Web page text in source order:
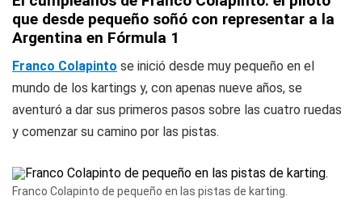
que desde pequeño soñó con representar a la
Argentina en Fórmula 1
Franco Colapinto se inició desde muy pequeño en el
mundo de los kartings y, con apenas nueve años, se
aventuró a dar sus primeros pasos sobre las cuatro ruedas
y comenzar su camino por las pistas.
Franco Colapinto de pequeño en las pistas de karting.